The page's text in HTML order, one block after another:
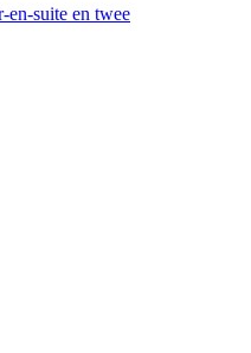
en-suite en twee